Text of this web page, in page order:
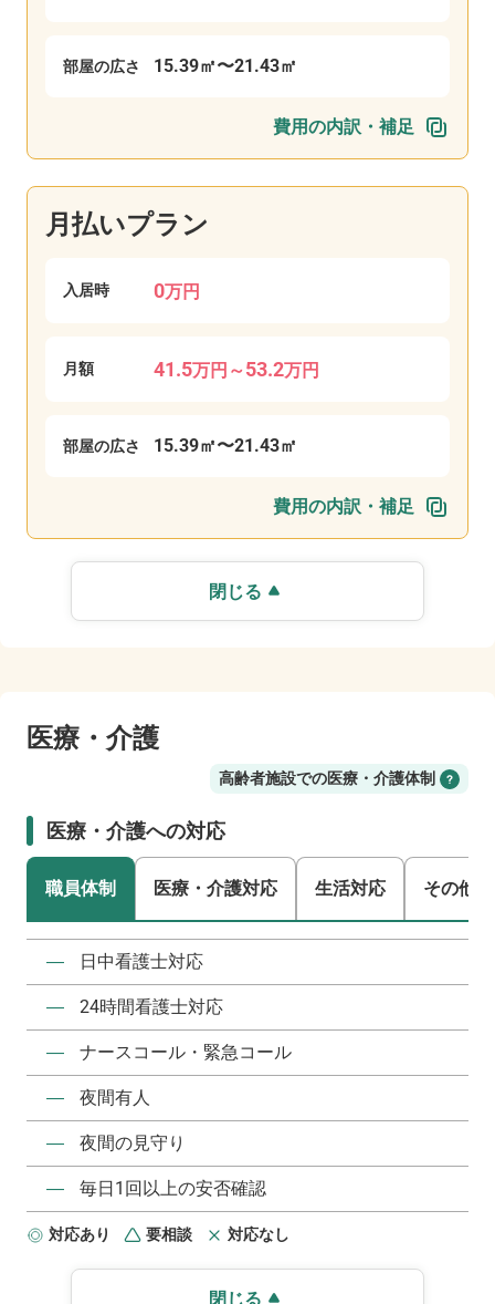
部屋の広さ 15.39㎡〜21.43㎡
費用の内訳・補足
月払いプラン
入居時 0万円
月額 41.5万円 ～53.2万円
部屋の広さ 15.39㎡〜21.43㎡
費用の内訳・補足
閉じる
医療・介護
高齢者施設での医療・介護体制​
医療・介護への対応
職員体制 医療・介護対応 生活対応 その他
― 日中看護士対応
― 24時間看護士対応
― ナースコール・緊急コール
― 夜間有人
― 夜間の見守り
― 毎日1回以上の安否確認
対応あり 要相談 対応なし
閉じる